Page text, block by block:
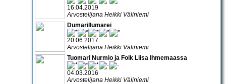
16.04.2019
Arvostelijana Heikki Väliniemi
Dumarillumarei
20.06.2017
Arvostelijana Heikki Väliniemi
Tuomari Nurmio ja Folk Liisa Ihmemaassa
04.03.2016
Arvostelijana Heikki Väliniemi